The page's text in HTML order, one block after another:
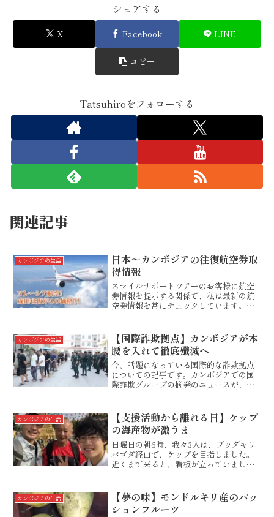
シェアする
X Facebook LINE
コピー
Tatsuhiroをフォローする
関連記事
カンボジアの生活
日本～カンボジアの往復航空券取
得情報
スマイルサポートツアーのお客様に航空
券情報を提示する関係で、私は最新の航
空券情報を常にチェックしています。航
料などを含まない価格表示と含めた場合
での総額での価格表示で...
カンボジアの生活
【国際詐欺拠点】カンボジアが本
腰を入れて徹底殲滅へ
今、話題になっている国際的な詐欺拠点
についての記事です。カンボジアでの国
際詐欺グループの摘発のニュースが、日
ンボジア国内では詐欺拠点の摘発のニュ
ースがフェイスブック上で...
カンボジアの生活
【支援活動から離れる日】ケップ
の海産物が激うま
日曜日の朝6時、我々3人は、ブッダキリ
パゴダ経由で、ケップを目指しました。
近くまで来ると、看板が立っていまし
れていました。2021年に来た時と違って
いたのは、山肌に樹木...
カンボジアの生活
【夢の味】モンドルキリ産のパッ
ションフルーツ